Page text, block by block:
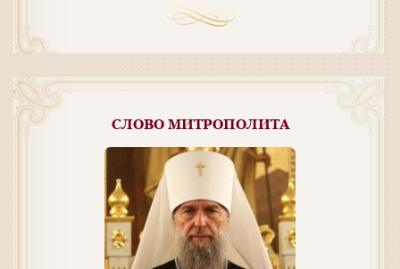
СЛОВО МИТРОПОЛИТА